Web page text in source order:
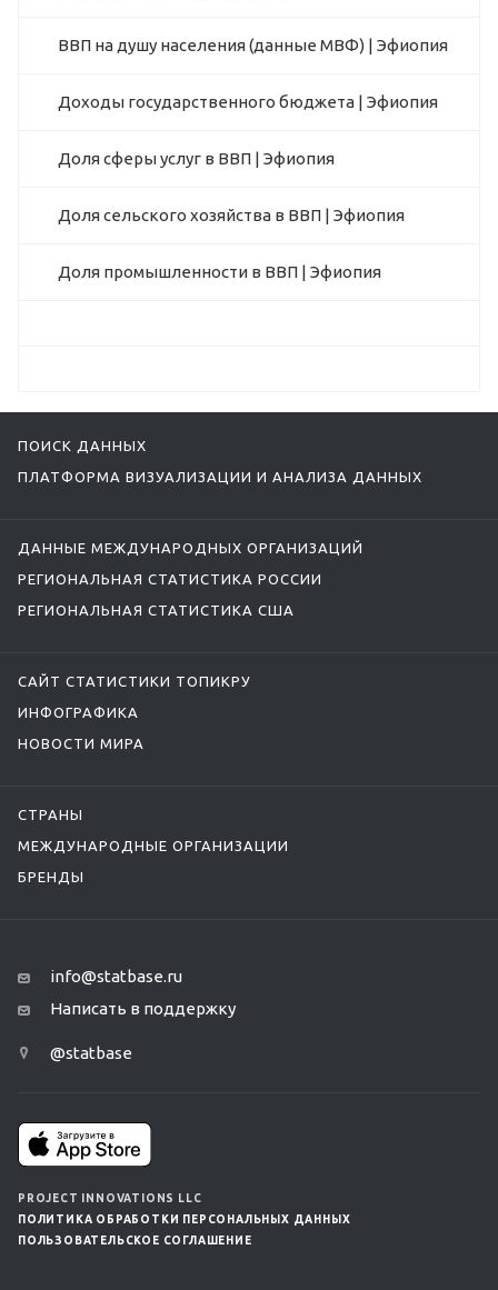
ВВП на душу населения (данные МВФ) | Эфиопия
Доходы государственного бюджета | Эфиопия
Доля сферы услуг в ВВП | Эфиопия
Доля сельского хозяйства в ВВП | Эфиопия
Доля промышленности в ВВП | Эфиопия
ПОИСК ДАННЫХ
ПЛАТФОРМА ВИЗУАЛИЗАЦИИ И АНАЛИЗА ДАННЫХ
ДАННЫЕ МЕЖДУНАРОДНЫХ ОРГАНИЗАЦИЙ
РЕГИОНАЛЬНАЯ СТАТИСТИКА РОССИИ
РЕГИОНАЛЬНАЯ СТАТИСТИКА США
САЙТ СТАТИСТИКИ ТОПИКРУ
ИНФОГРАФИКА
НОВОСТИ МИРА
СТРАНЫ
МЕЖДУНАРОДНЫЕ ОРГАНИЗАЦИИ
БРЕНДЫ
info@statbase.ru
Написать в поддержку
@statbase
PROJECT INNOVATIONS LLC
ПОЛИТИКА ОБРАБОТКИ ПЕРСОНАЛЬНЫХ ДАННЫХ
ПОЛЬЗОВАТЕЛЬСКОЕ СОГЛАШЕНИЕ